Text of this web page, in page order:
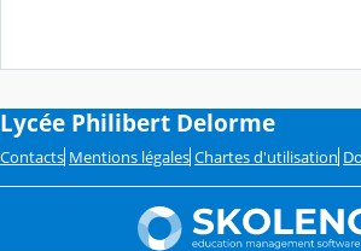
Lycée Philibert Delorme
Contacts Mentions légales Chartes d'utilisation